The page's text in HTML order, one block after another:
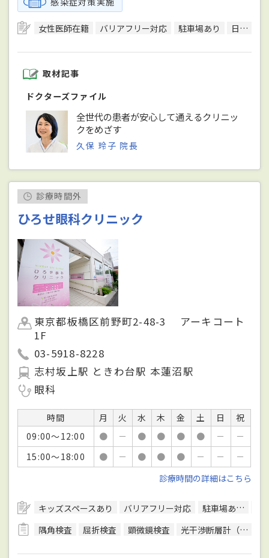
女性医師在籍 バリアフリー対応 駐車場あり 日本専門医機構眼科専門医
取材記事
ドクターズファイル
全世代の患者が安心して通えるクリニッ
クをめざす
久保 玲子 院長
診療時間外
ひろせ眼科クリニック
東京都板橋区前野町2-48-3 アーキコート
1F
03-5918-8228
志村坂上駅 ときわ台駅 本蓮沼駅
眼科
時間 月 火 水 木 金 土 日
祝
09:00～12:00
● － ● ● ● ● －
－
15:00～18:00
● － ● ● ● － －
－
診療時間の詳細はこちら
キッズスペースあり バリアフリー対応 駐車場あり
隅角検査
屈折検査 顕微鏡検査 光干渉断層計（OCT）検査